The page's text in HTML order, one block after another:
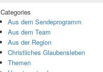
Categories
Aus dem Sendeprogramm
Aus dem Team
Aus der Region
Christliches Glaubensleben
Themen